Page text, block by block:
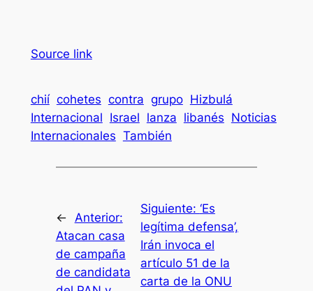
Source link
chií cohetes contra grupo Hizbulá
Internacional Israel lanza libanés Noticias
Internacionales También
←
Anterior:
Atacan casa
de campaña
de candidata
Siguiente: ‘Es
legítima defensa’,
Irán invoca el
artículo 51 de la
carta de la ONU